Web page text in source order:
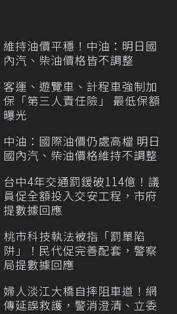
維持油價平穩！中油：明日國
內汽、柴油價格皆不調整
客運、遊覽車、計程車強制加
保「第三人責任險」 最低保額
曝光
中油：國際油價仍處高檔 明日
國內汽、柴油價格維持不調整
台中4年交通罰鍰破114億！議
員促全額投入交安工程，市府
提數據回應
桃市科技執法被指「罰單陷
阱」！民代促完善配套，警察
局提數據回應
婦人淡江大橋自摔阻車道！網
傳延誤救護，警消澄清、立委